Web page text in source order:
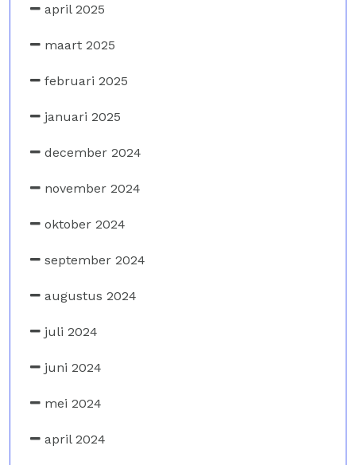
april 2025
maart 2025
februari 2025
januari 2025
december 2024
november 2024
oktober 2024
september 2024
augustus 2024
juli 2024
juni 2024
mei 2024
april 2024